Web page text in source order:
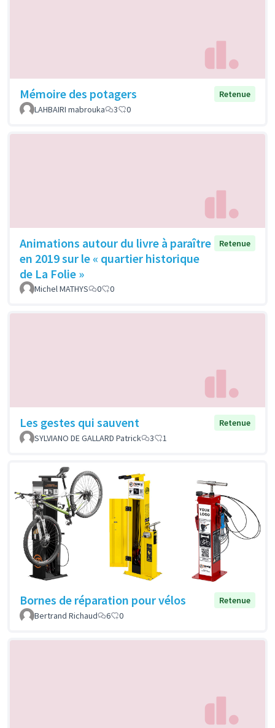
Mémoire des potagers
Retenue
LAHBAIRI mabrouka
3 0
Animations autour du livre à paraître
en 2019 sur le « quartier historique
de La Folie »
Retenue
Michel MATHYS 0 0
Les gestes qui sauvent
Retenue
SYLVIANO DE GALLARD Patrick
3 1
Bornes de réparation pour vélos
Retenue
Bertrand Richaud
6 0